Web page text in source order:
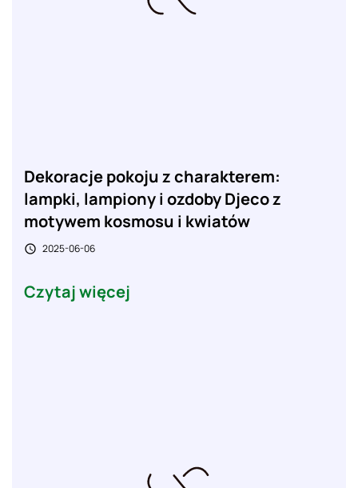
Dekoracje pokoju z charakterem:
lampki, lampiony i ozdoby Djeco z
motywem kosmosu i kwiatów
 2025-06-06
Czytaj więcej